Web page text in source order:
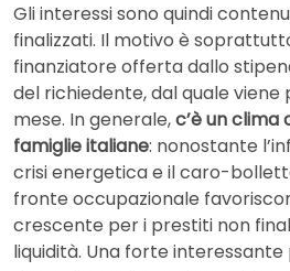
Gli interessi sono quindi
finalizzati. Il motivo è
finanziatore offerta dallo
del richiedente, dal quale viene
mese. In generale,c’è un clima
famiglie italiane: nonostante
crisi energetica e il caro-
fronte occupazionale
crescente per i prestiti non
liquidità. Una forte